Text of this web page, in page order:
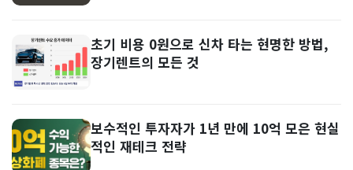
초기 비용 0원으로 신차 타는 현명한 방법,
장기렌트의 모든 것
보수적인 투자자가 1년 만에 10억 모은 현실
적인 재테크 전략